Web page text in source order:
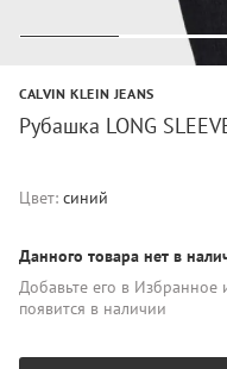
CALVIN KLEIN JEANS
Рубашка LONG
Цвет: синий
Данного товара нет в
Добавьте его в
появится в наличии